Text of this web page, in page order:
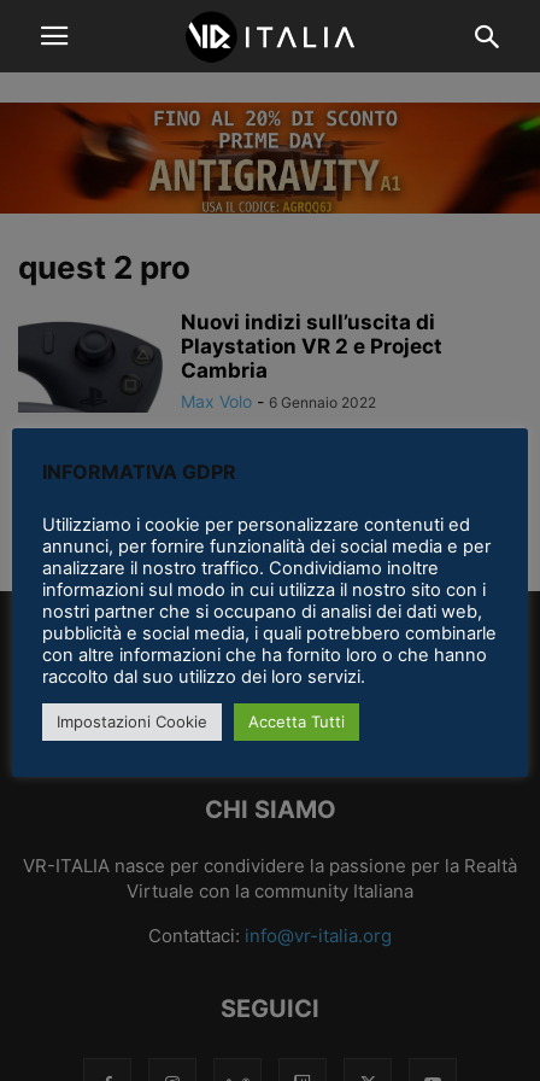
quest 2 pro
Nuovi indizi sull’uscita di
Playstation VR 2 e Project
Cambria
Max Volo - 6 Gennaio 2022
Apparso in rete un leak del
probabile Quest 2 Pro
Michael «Jshodan» Mighela -
25 Ottobre 2021
CHI SIAMO
VR-ITALIA nasce per condividere la passione per la Realtà
Virtuale con la community Italiana
Contattaci: info@vr-italia.org
SEGUICI
INFORMATIVA GDPR
Utilizziamo i cookie per personalizzare contenuti ed
annunci, per fornire funzionalità dei social media e per
analizzare il nostro traffico. Condividiamo inoltre
informazioni sul modo in cui utilizza il nostro sito con i
nostri partner che si occupano di analisi dei dati web,
pubblicità e social media, i quali potrebbero combinarle
con altre informazioni che ha fornito loro o che hanno
raccolto dal suo utilizzo dei loro servizi.
Impostazioni Cookie Accetta Tutti